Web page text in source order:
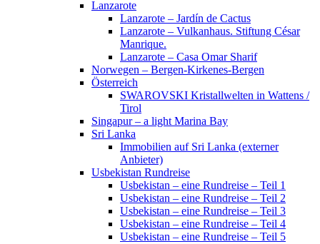
Lanzarote
Lanzarote – Jardín de Cactus
Lanzarote – Vulkanhaus. Stiftung César
Manrique.
Lanzarote – Casa Omar Sharif
Norwegen – Bergen-Kirkenes-Bergen
Österreich
SWAROVSKI Kristallwelten in Wattens /
Tirol
Singapur – a light Marina Bay
Sri Lanka
Immobilien auf Sri Lanka (externer
Anbieter)
Usbekistan Rundreise
Usbekistan – eine Rundreise – Teil 1
Usbekistan – eine Rundreise – Teil 2
Usbekistan – eine Rundreise – Teil 3
Usbekistan – eine Rundreise – Teil 4
Usbekistan – eine Rundreise – Teil 5